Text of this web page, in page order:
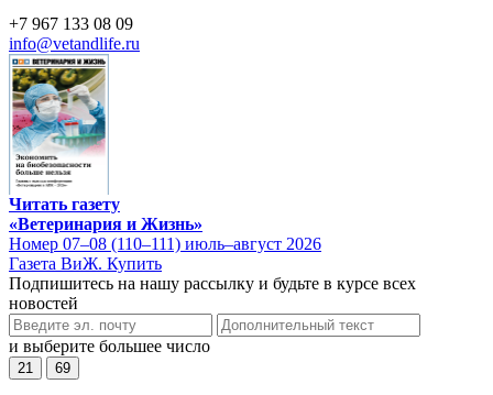
+7 967 133 08 09
info@vetandlife.ru
Читать газету
«Ветеринария и Жизнь»
Номер 07–08 (110–111) июль–август 2026
Газета ВиЖ. Купить
Подпишитесь на нашу рассылку и будьте в курсе всех
новостей
и выберите большее число
21 69